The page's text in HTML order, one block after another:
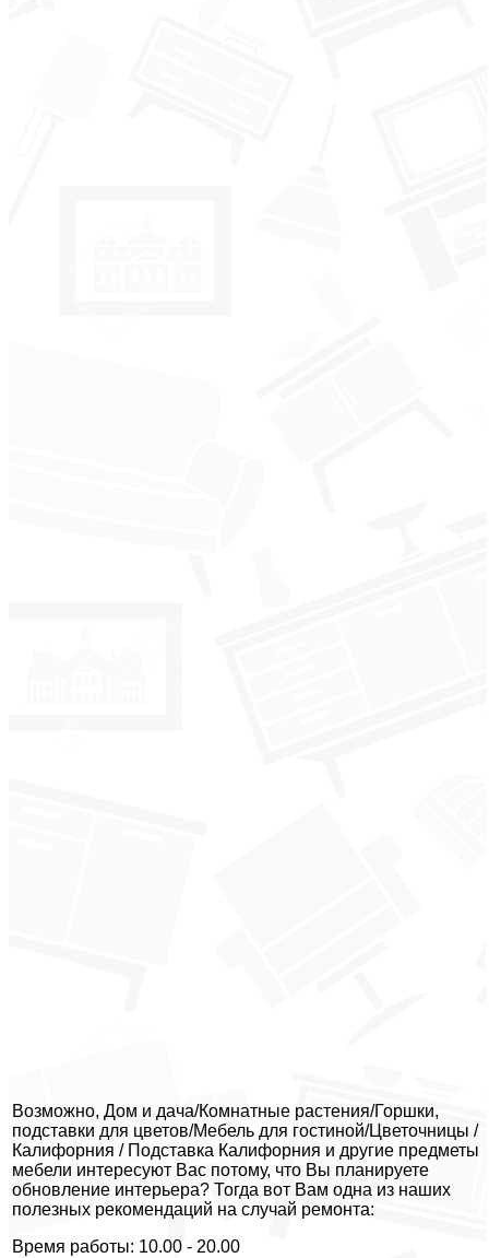
Возможно, Дом и дача/Комнатные растения/Горшки,
подставки для цветов/Мебель для гостиной/Цветочницы /
Калифорния / Подставка Калифорния и другие предметы
мебели интересуют Вас потому, что Вы планируете
обновление интерьера? Тогда вот Вам одна из наших
полезных рекомендаций на случай ремонта:
Время работы: 10.00 - 20.00